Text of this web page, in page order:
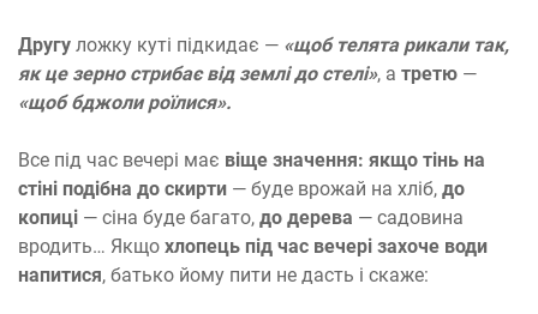
Другу ложку куті підкидає — «щоб телята рикали так,
як це зерно стрибає від землі до стелі», а третю —
«щоб бджоли роїлися».
Все під час вечері має віще значення: якщо тінь на
стіні подібна до скирти — буде врожай на хліб, до
копиці — сіна буде багато, до дерева — садовина
вродить… Якщо хлопець під час вечері захоче води
напитися, батько йому пити не дасть і скаже: